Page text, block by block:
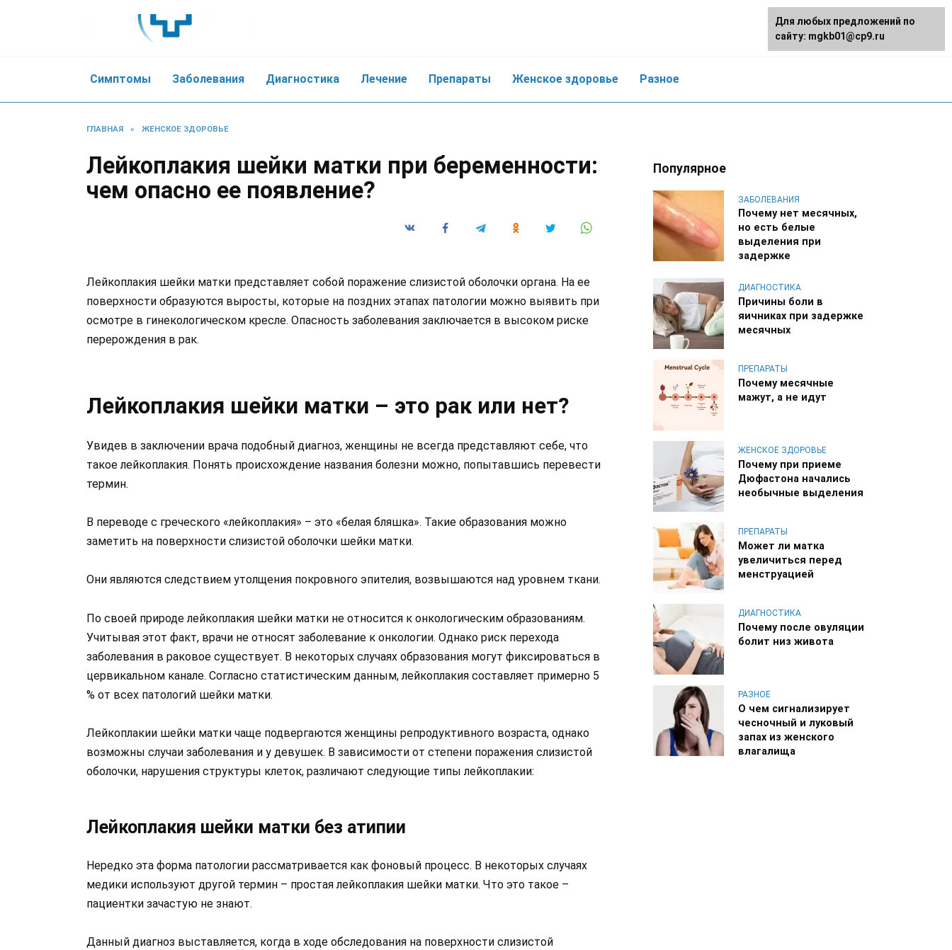
Симптомы Заболевания Диагностика Лечение Препараты Женское здоровье Разное
ГЛАВНАЯ » ЖЕНСКОЕ ЗДОРОВЬЕ
Лейкоплакия шейки матки при беременности:
чем опасно ее появление?
Лейкоплакия шейки матки представляет собой поражение слизистой оболочки органа. На ее
поверхности образуются выросты, которые на поздних этапах патологии можно выявить при
осмотре в гинекологическом кресле. Опасность заболевания заключается в высоком риске
перерождения в рак.
Лейкоплакия шейки матки – это рак или нет?
Увидев в заключении врача подобный диагноз, женщины не всегда представляют себе, что
такое лейкоплакия. Понять происхождение названия болезни можно, попытавшись перевести
термин.
В переводе с греческого «лейкоплакия» – это «белая бляшка». Такие образования можно
заметить на поверхности слизистой оболочки шейки матки.
Они являются следствием утолщения покровного эпителия, возвышаются над уровнем ткани.
По своей природе лейкоплакия шейки матки не относится к онкологическим образованиям.
Учитывая этот факт, врачи не относят заболевание к онкологии. Однако риск перехода
заболевания в раковое существует. В некоторых случаях образования могут фиксироваться в
цервикальном канале. Согласно статистическим данным, лейкоплакия составляет примерно 5
% от всех патологий шейки матки.
Лейкоплакии шейки матки чаще подвергаются женщины репродуктивного возраста, однако
возможны случаи заболевания и у девушек. В зависимости от степени поражения слизистой
оболочки, нарушения структуры клеток, различают следующие типы лейкоплакии:
Лейкоплакия шейки матки без атипии
Нередко эта форма патологии рассматривается как фоновый процесс. В некоторых случаях
медики используют другой термин – простая лейкоплакия шейки матки. Что это такое –
пациентки зачастую не знают.
Данный диагноз выставляется, когда в ходе обследования на поверхности слизистой
Популярное
ЗАБОЛЕВАНИЯ
Почему нет месячных,
но есть белые
выделения при
задержке
ДИАГНОСТИКА
Причины боли в
яичниках при задержке
месячных
ПРЕПАРАТЫ
Почему месячные
мажут, а не идут
ЖЕНСКОЕ ЗДОРОВЬЕ
Почему при приеме
Дюфастона начались
необычные выделения
ПРЕПАРАТЫ
Может ли матка
увеличиться перед
менструацией
ДИАГНОСТИКА
Почему после овуляции
болит низ живота
РАЗНОЕ
О чем сигнализирует
чесночный и луковый
запах из женского
влагалища
Для любых предложений по
сайту: mgkb01@cp9.ru